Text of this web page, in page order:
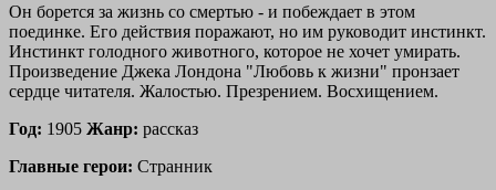
Он борется за жизнь со смертью - и побеждает в этом
поединке. Его действия поражают, но им руководит инстинкт.
Инстинкт голодного животного, которое не хочет умирать.
Произведение Джека Лондона "Любовь к жизни" пронзает
сердце читателя. Жалостью. Презрением. Восхищением.
Год: 1905 Жанр: рассказ
Главные герои: Странник